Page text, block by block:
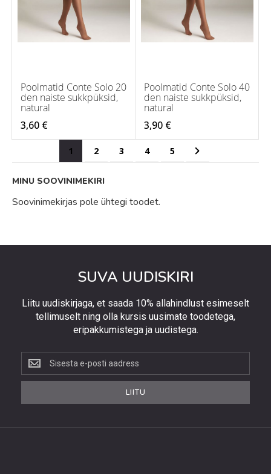
Poolmatid Conte Solo 20
den naiste sukkpüksid,
natural
3,60 €
Poolmatid Conte Solo 40
den naiste sukkpüksid,
natural
3,90 €
You're currently reading page
1 Page
2 Page
3 Page
4 Page
5 Page
Järgmine
MINU SOOVINIMEKIRI
Soovinimekirjas pole ühtegi toodet.
SUVA UUDISKIRI
Liitu uudiskirjaga, et saada 10% allahindlust esimeselt
tellimuselt ning olla kursis uusimate toodetega,
eripakkumistega ja uudistega.
Liitu
uudiskirjaga,
et
LIITU